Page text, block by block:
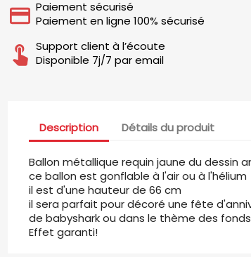
Paiement sécurisé
Paiement en ligne 100% sécurisé
Support client à l’écoute
Disponible 7j/7 par email
Description Détails du produit
Ballon métallique requin jaune du dessin
ce ballon est gonflable à l'air ou à l'hélium
il est d'une hauteur de 66 cm
il sera parfait pour décoré une fête
de babyshark ou dans le thème des
Effet garanti!